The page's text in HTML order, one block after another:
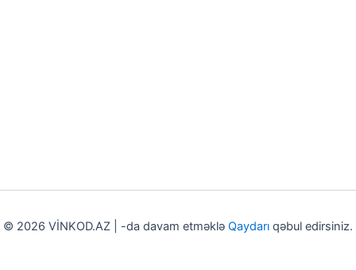
© 2026 VİNKOD.AZ | -da davam etməklə Qaydarı qəbul edirsiniz.